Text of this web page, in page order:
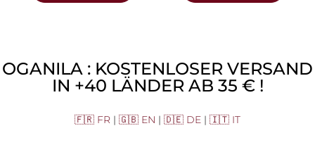
OGANILA : KOSTENLOSER VERSAND
IN +40 LÄNDER AB 35 € !
🇫🇷 FR | 🇬🇧 EN | 🇩🇪 DE | 🇮🇹 IT